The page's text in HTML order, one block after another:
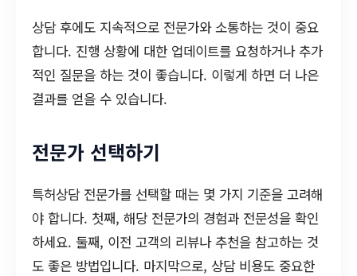
상담 후에도 지속적으로 전문가와 소통하는 것이 중요
합니다. 진행 상황에 대한 업데이트를 요청하거나 추가
적인 질문을 하는 것이 좋습니다. 이렇게 하면 더 나은
결과를 얻을 수 있습니다.
전문가 선택하기
특허상담 전문가를 선택할 때는 몇 가지 기준을 고려해
야 합니다. 첫째, 해당 전문가의 경험과 전문성을 확인
하세요. 둘째, 이전 고객의 리뷰나 추천을 참고하는 것
도 좋은 방법입니다. 마지막으로, 상담 비용도 중요한